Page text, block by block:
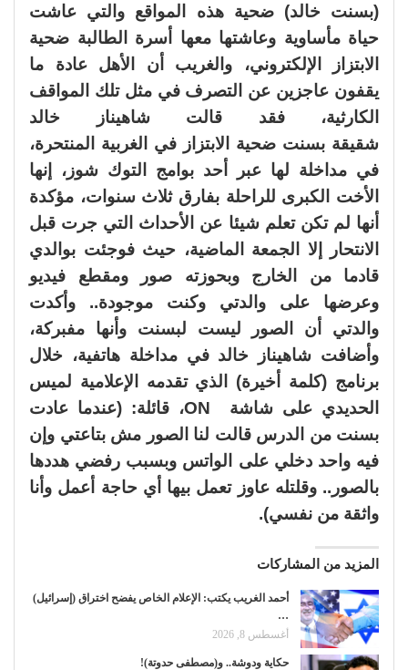
(بسنت خالد) ضحية هذه المواقع والتي عاشت
حياة مأساوية وعاشتها معها أسرة الطالبة ضحية
الابتزاز الإلكتروني، والغريب أن الأهل عادة ما
يقفون عاجزين عن التصرف في مثل تلك المواقف
الكارثية، فقد قالت شاهيناز خالد
شقيقة بسنت ضحية الابتزاز في الغربية المنتحرة،
في مداخلة لها عبر أحد بوامج التوك شوز، إنها
الأخت الكبرى للراحلة بفارق ثلاث سنوات، مؤكدة
أنها لم تكن تعلم شيئا عن الأحداث التي جرت قبل
الانتحار إلا الجمعة الماضية، حيث فوجئت بوالدي
قادما من الخارج وبحوزته صور ومقطع فيديو
وعرضها على والدتي وكنت موجودة.. وأكدت
والدتي أن الصور ليست لبسنت وأنها مفبركة،
وأضافت شاهيناز خالد في مداخلة هاتفية، خلال
برنامج (كلمة أخيرة) الذي تقدمه الإعلامية لميس
الحديدي على شاشة ON، قائلة: (عندما عادت
بسنت من الدرس قالت لنا الصور مش بتاعتي وإن
فيه واحد دخلي على الواتس وبسبب رفضي هددها
بالصور.. وقلتله عاوز تعمل بيها أي حاجة أعمل وأنا
واثقة من نفسي).
المزيد من المشاركات
أحمد الغريب يكتب: الإعلام الخاص يفضح اختراق (إسرائيل)
…
أغسطس 8, 2026
حكاية ودوشة.. و(مصطفى حدوتة)!